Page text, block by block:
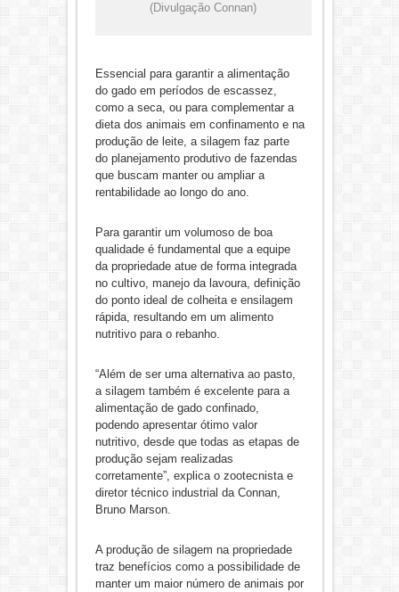
(Divulgação Connan)
Essencial para garantir a alimentação
do gado em períodos de escassez,
como a seca, ou para complementar a
dieta dos animais em confinamento e na
produção de leite, a silagem faz parte
do planejamento produtivo de fazendas
que buscam manter ou ampliar a
rentabilidade ao longo do ano.
Para garantir um volumoso de boa
qualidade é fundamental que a equipe
da propriedade atue de forma integrada
no cultivo, manejo da lavoura, definição
do ponto ideal de colheita e ensilagem
rápida, resultando em um alimento
nutritivo para o rebanho.
“Além de ser uma alternativa ao pasto,
a silagem também é excelente para a
alimentação de gado confinado,
podendo apresentar ótimo valor
nutritivo, desde que todas as etapas de
produção sejam realizadas
corretamente”, explica o zootecnista e
diretor técnico industrial da Connan,
Bruno Marson.
A produção de silagem na propriedade
traz benefícios como a possibilidade de
manter um maior número de animais por